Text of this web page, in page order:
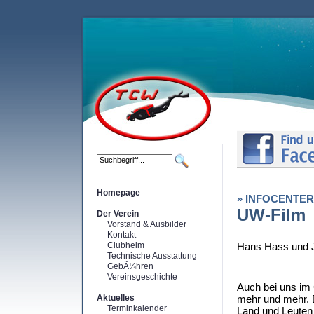
Homepage
Der Verein
Vorstand & Ausbilder
Kontakt
Clubheim
Technische Ausstattung
GebÃ¼hren
Vereinsgeschichte
Aktuelles
Terminkalender
» INFOCENTER
UW-Film
Hans Hass und
Auch bei uns im
mehr und mehr.
Land und